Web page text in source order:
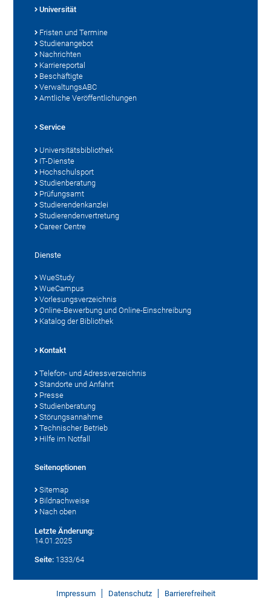
Universität
Fristen und Termine
Studienangebot
Nachrichten
Karriereportal
Beschäftigte
VerwaltungsABC
Amtliche Veröffentlichungen
Service
Universitätsbibliothek
IT-Dienste
Hochschulsport
Studienberatung
Prüfungsamt
Studierendenkanzlei
Studierendenvertretung
Career Centre
Dienste
WueStudy
WueCampus
Vorlesungsverzeichnis
Online-Bewerbung und Online-Einschreibung
Katalog der Bibliothek
Kontakt
Telefon- und Adressverzeichnis
Standorte und Anfahrt
Presse
Studienberatung
Störungsannahme
Technischer Betrieb
Hilfe im Notfall
Seitenoptionen
Sitemap
Bildnachweise
Nach oben
Letzte Änderung:
14.01.2025
Seite: 1333/64
Impressum Datenschutz Barrierefreiheit